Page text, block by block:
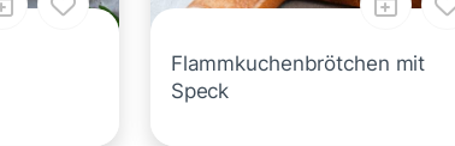
Flammkuchenbrötchen mit
Speck